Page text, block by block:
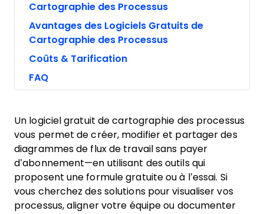
Cartographie des Processus
Avantages des Logiciels Gratuits de
Cartographie des Processus
Coûts & Tarification
FAQ
Un logiciel gratuit de cartographie des processus
vous permet de créer, modifier et partager des
diagrammes de flux de travail sans payer
d’abonnement—en utilisant des outils qui
proposent une formule gratuite ou à l’essai. Si
vous cherchez des solutions pour visualiser vos
processus, aligner votre équipe ou documenter